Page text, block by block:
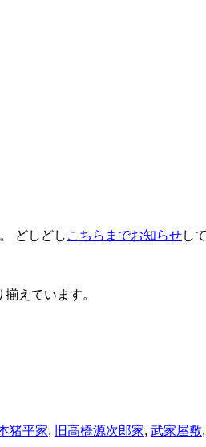
どしどし こちらまでお知らせし
えています。
猪平家, 旧高橋源次郎家, 武家屋敷,